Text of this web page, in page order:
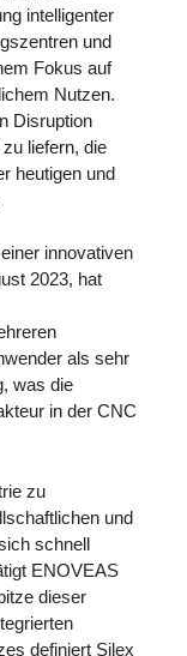
intelligenter
und
Fokus auf
Nutzen.
Disruption
liefern, die
heutigen und
innovativen
2023, hat
als sehr
was die
in der CNC
zu
und
schnell
ENOVEAS
dieser
definiert Silex